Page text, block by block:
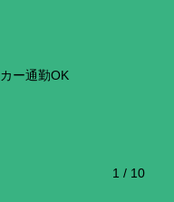
ー通勤OK
1 / 10